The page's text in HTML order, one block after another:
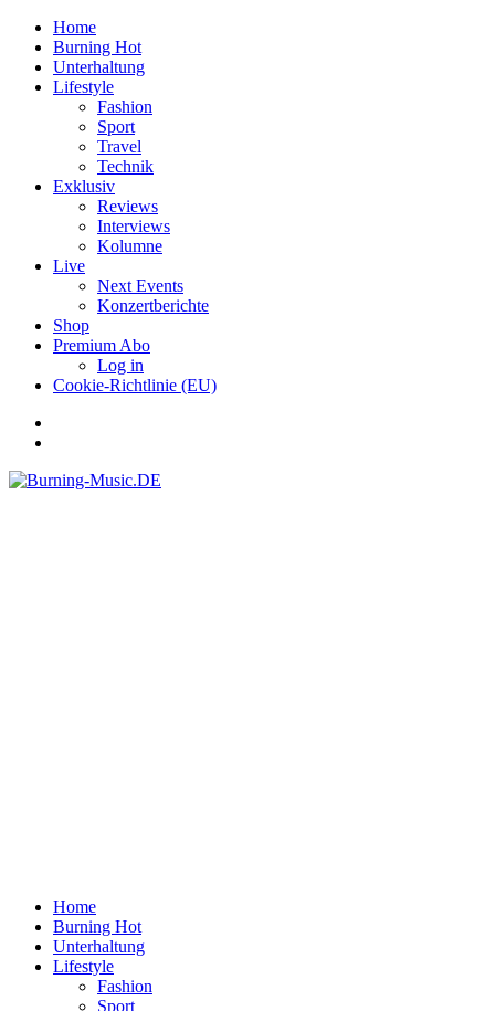
Home
Burning Hot
Unterhaltung
Lifestyle
Fashion
Sport
Travel
Technik
Exklusiv
Reviews
Interviews
Kolumne
Live
Next Events
Konzertberichte
Shop
Premium Abo
Log in
Cookie-Richtlinie (EU)
Home
Burning Hot
Unterhaltung
Lifestyle
Fashion
Sport